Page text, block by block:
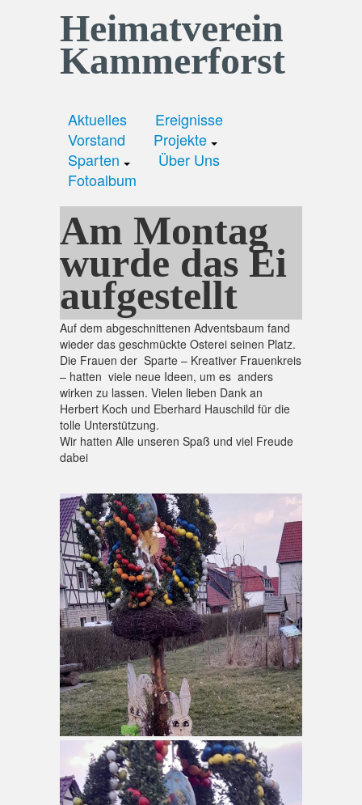
Heimatverein
Kammerforst
Aktuelles
Ereignisse
Vorstand
Projekte
Sparten
Über Uns
Fotoalbum
Am Montag
wurde das Ei
aufgestellt
Auf dem abgeschnittenen Adventsbaum fand
wieder das geschmückte Osterei seinen Platz.
Die Frauen der Sparte – Kreativer Frauenkreis
– hatten viele neue Ideen, um es anders
wirken zu lassen. Vielen lieben Dank an
Herbert Koch und Eberhard Hauschild für die
tolle Unterstützung.
Wir hatten Alle unseren Spaß und viel Freude
dabei